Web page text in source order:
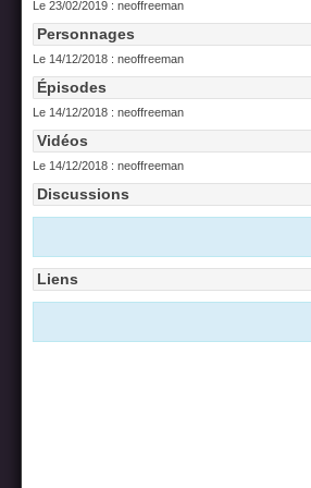
Le 23/02/2019 : neoffreeman
Personnages
Le 14/12/2018 : neoffreeman
Épisodes
Le 14/12/2018 : neoffreeman
Vidéos
Le 14/12/2018 : neoffreeman
Discussions
Liens